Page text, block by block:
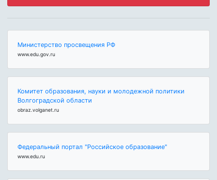
Министерство просвещения РФ
www.edu.gov.ru
Комитет образования, науки и молодежной политики
Волгоградской области
obraz.volganet.ru
Федеральный портал "Российское образование"
www.edu.ru